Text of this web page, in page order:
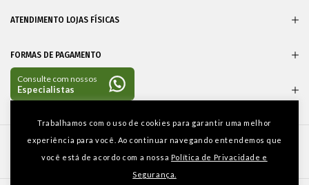
ATENDIMENTO LOJAS FÍSICAS
FORMAS DE PAGAMENTO
CERTIFICADOS
Trabalhamos com o uso de cookies para garantir uma melhor
experiência para você. Ao continuar navegando entendemos que
você está de acordo com a nossa Política de Privacidade e
Segurança.
contato